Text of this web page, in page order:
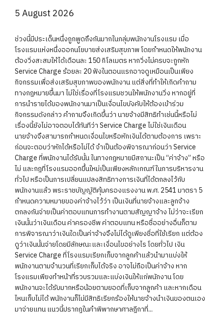
5 August 2026
ช่วงนี้มีประเด็นหนึ่งถูกพูดถึงกันมากในกลุ่มพนักงานโรงแรม เมื่อ
โรงแรมแห่งหนึ่งออกนโยบายส่งเสริมสุขภาพ โดยกำหนดให้พนักงาน
ต้องวิ่งสะสมให้ได้เดือนละ 150 กิโลเมตร หากวิ่งไม่ครบจะถูกหัก
Service Charge ร้อยละ 20 ฟังในตอนแรกอาจดูเหมือนเป็นเพียง
กิจกรรมเพื่อส่งเสริมสุขภาพของพนักงาน แต่สิ่งที่ทำให้เกิดคำถาม
ทางกฎหมายขึ้นมา ไม่ใช่เรื่องที่โรงแรมชวนให้พนักงานวิ่ง หากอยู่ที่
การนำรายได้ของพนักงานมาเป็นเงื่อนไขบังคับให้ต้องเข้าร่วม
กิจกรรมดังกล่าว คำถามจึงเกิดขึ้นว่า นายจ้างมีสิทธิทำเช่นนี้หรือไม่
เรื่องนี้ยังไม่อาจตอบได้ทันทีว่า Service Charge ไม่ใช่เงินเดือน
นายจ้างจึงสามารถกำหนดเงื่อนไขหรือหักเงินได้ตามต้องการ เพราะ
ก่อนจะตอบว่าหักได้หรือไม่ได้ จำเป็นต้องพิจารณาก่อนว่า Service
Charge ที่พนักงานได้รับนั้น ในทางกฎหมายมีสถานะเป็น “ค่าจ้าง” หรือ
ไม่ และกฎที่โรงแรมออกขึ้นใหม่เป็นเพียงหลักเกณฑ์ในการบริหารงาน
ทั่วไป หรือเป็นการเปลี่ยนแปลงสิทธิทางการเงินที่ได้ตกลงไว้กับ
พนักงานแล้ว พระราชบัญญัติคุ้มครองแรงงาน พ.ศ. 2541 มาตรา 5
กำหนดความหมายของค่าจ้างไว้ว่า เป็นเงินที่นายจ้างและลูกจ้าง
ตกลงกันจ่ายเป็นค่าตอบแทนการทำงานตามสัญญาจ้าง ไม่ว่าจะเรียก
เงินนั้นว่าเงินเดือน ค่าครองชีพ ค่าตอบแทน หรือชื่ออย่างอื่นก็ตาม
การพิจารณาว่าเงินใดเป็นค่าจ้างจึงไม่ได้ดูเพียงชื่อที่ใช้เรียก แต่ต้อง
ดูว่าเงินนั้นจ่ายโดยมีลักษณะและเงื่อนไขอย่างไร โดยทั่วไป เงิน
Service Charge ที่โรงแรมเรียกเก็บจากลูกค้าแล้วนำมาแบ่งให้
พนักงานตามจำนวนที่เรียกเก็บได้จริง อาจไม่ถือเป็นค่าจ้าง หาก
โรงแรมเพียงทำหน้าที่รวบรวมและแบ่งเงินให้แก่พนักงาน โดย
พนักงานจะได้รับมากหรือน้อยตามยอดที่เก็บจากลูกค้า และหากเดือน
ไหนเก็บไม่ได้ พนักงานก็ไม่มีสิทธิเรียกร้องให้นายจ้างนำเงินของตนเอง
มาจ่ายแทน แนวนี้ปรากฏในคำพิพากษาศาลฎีกาที่...